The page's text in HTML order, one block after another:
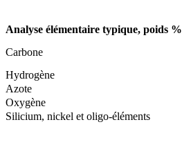
Analyse élémentaire typique, poids %
Carbone
Hydrogène
Azote
Oxygène
Silicium, nickel et oligo-éléments